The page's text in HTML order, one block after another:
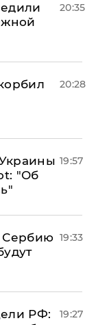
20:35
20:28
"Об
19:57
Сербию 19:33
РФ:
19:27